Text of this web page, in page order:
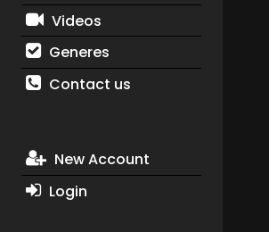
Videos
Generes
Contact us
New Account
Login